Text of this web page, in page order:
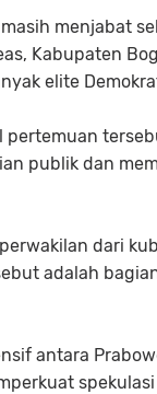
menjabat
Kabupaten
elite
pertemuan
publik dan
dari
adalah
antara